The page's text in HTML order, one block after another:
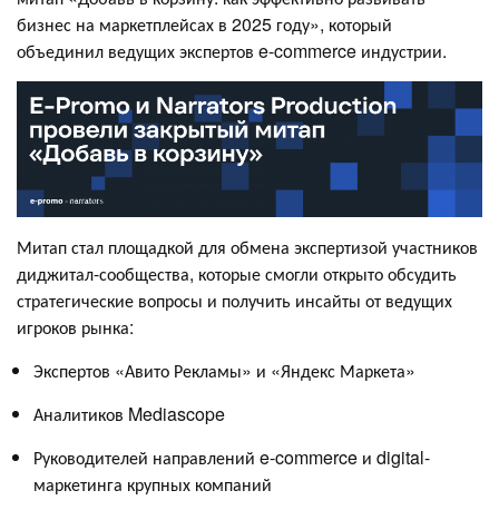
бизнес на маркетплейсах в 2025 году», который
объединил ведущих экспертов e-commerce индустрии.
Митап стал площадкой для обмена экспертизой участников
диджитал-сообщества, которые смогли открыто обсудить
стратегические вопросы и получить инсайты от ведущих
игроков рынка:
Экспертов «Авито Рекламы» и «Яндекс Маркета»
Аналитиков Mediascope
Руководителей направлений e-commerce и digital-
маркетинга крупных компаний